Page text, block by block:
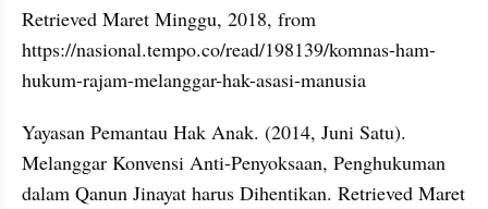
Retrieved Maret Minggu, 2018, from
https://nasional.tempo.co/read/198139/komnas-ham-
hukum-rajam-melanggar-hak-asasi-manusia
Yayasan Pemantau Hak Anak. (2014, Juni Satu).
Melanggar Konvensi Anti-Penyoksaan, Penghukuman
dalam Qanun Jinayat harus Dihentikan. Retrieved Maret